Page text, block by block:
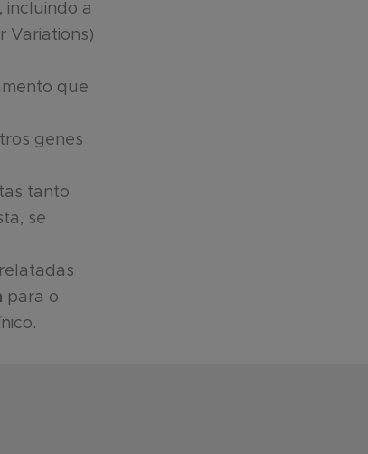
incluindo a
Variations)
que
genes
tanto
se
para o